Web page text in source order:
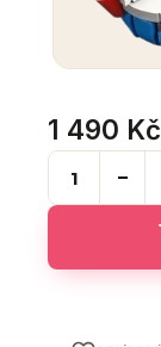
1 490 Kč